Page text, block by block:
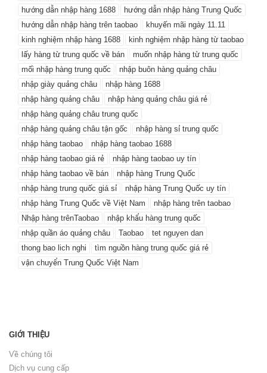
hướng dẫn nhập hàng 1688
hướng dẫn nhập hàng Trung Quốc
hướng dẫn nhập hàng trên taobao
khuyến mãi ngày 11.11
kinh nghiệm nhập hàng 1688
kinh nghiệm nhập hàng từ taobao
lấy hàng từ trung quốc về bán
muốn nhập hàng từ trung quốc
mối nhập hàng trung quốc
nhập buôn hàng quảng châu
nhập giày quảng châu
nhập hàng 1688
nhập hàng quảng châu
nhập hàng quảng châu giá rẻ
nhập hàng quảng châu trung quốc
nhập hàng quảng châu tận gốc
nhập hàng sỉ trung quốc
nhập hàng taobao
nhập hàng taobao 1688
nhập hàng taobao giá rẻ
nhập hàng taobao uy tín
nhập hàng taobao về bán
nhập hàng Trung Quốc
nhập hàng trung quốc giá sỉ
nhập hàng Trung Quốc uy tín
nhập hàng Trung Quốc về Việt Nam
nhập hàng trên taobao
Nhập hàng trênTaobao
nhập khẩu hàng trung quốc
nhập quần áo quảng châu
Taobao
tet nguyen dan
thong bao lich nghi
tìm nguồn hàng trung quốc giá rẻ
vận chuyển Trung Quốc Việt Nam
GIỚI THIỆU
Về chúng tôi
Dịch vụ cung cấp